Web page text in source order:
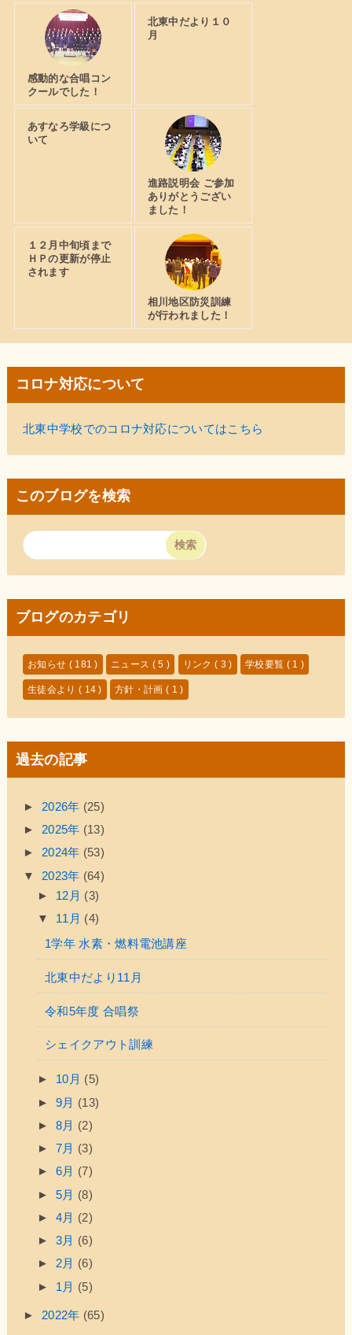
感動的な合唱コン
クールでした！
北東中だより１０
月
あすなろ学級につ
いて
進路説明会 ご参加
ありがとうござい
ました！
１２月中旬頃まで
ＨＰの更新が停止
されます
相川地区防災訓練
が行われました！
コロナ対応について
北東中学校でのコロナ対応についてはこちら
このブログを検索
ブログのカテゴリ
お知らせ ( 181 ) ニュース ( 5 ) リンク ( 3 ) 学校要覧 ( 1 )
生徒会より ( 14 ) 方針・計画( 1 )
過去の記事
► 2026年 (25)
► 2025年 (13)
► 2024年 (53)
▼ 2023年 (64)
► 12月 (3)
▼ 11月 (4)
1学年 水素・燃料電池講座
北東中だより11月
令和5年度 合唱祭
シェイクアウト訓練
► 10月 (5)
► 9月 (13)
► 8月 (2)
► 7月 (3)
► 6月 (7)
► 5月 (8)
► 4月 (2)
► 3月 (6)
► 2月 (6)
► 1月 (5)
► 2022年 (65)